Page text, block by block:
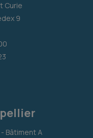
Curie
9
Bâtiment A